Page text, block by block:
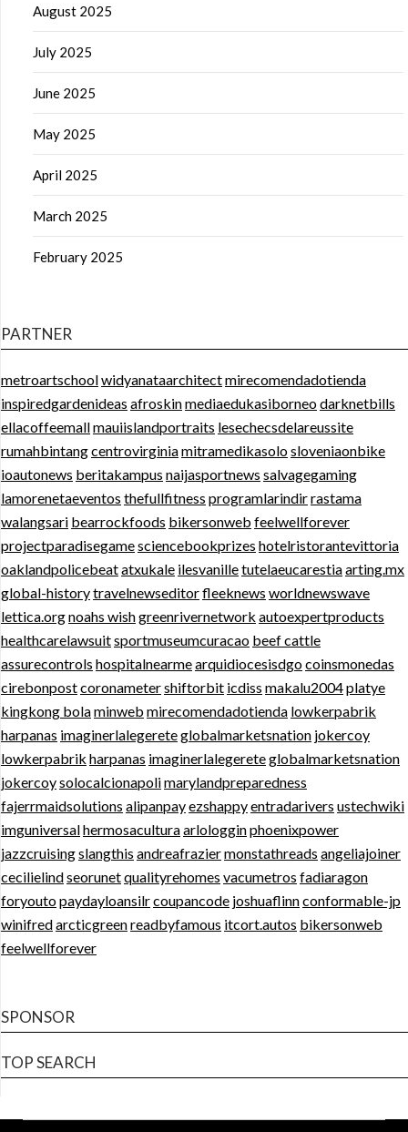
August 2025
July 2025
June 2025
May 2025
April 2025
March 2025
February 2025
PARTNER
metroartschoolwidyanataarchitectmirecomendadotienda
inspiredgardenideas afroskinmediaedukasiborneodarknetbills
ellacoffeemallmauiislandportraits lesechecsdelareussite
rumahbintangcentrovirginiamitramedikasolosloveniaonbike
ioautonews beritakampus naijasportnews salvagegaming
lamorenetaeventos thefullfitness programlarindirrastama
walangsari bearrockfoods bikersonweb feelwellforever
projectparadisegamesciencebookprizes hotelristorantevittoria
oaklandpolicebeatatxukale ilesvanilletutelaeucarestiaarting.mx
global-historytravelnewseditorfleeknews worldnewswave
lettica.orgnoahs wishgreenrivernetwork autoexpertproducts
healthcarelawsuitsportmuseumcuracao beef cattle
assurecontrols hospitalnearmearquidiocesisdgocoinsmonedas
cirebonpostcoronametershiftorbit icdiss makalu2004platye
kingkong bolaminweb mirecomendadotienda lowkerpabrik
harpanas imaginerlalegereteglobalmarketsnation jokercoy
lowkerpabrik harpanas imaginerlalegereteglobalmarketsnation
jokercoysolocalcionapolimarylandpreparedness
fajerrmaidsolutions alipanpayezshappyentradarivers ustechwiki
imguniversalhermosaculturaarlologginphoenixpower
jazzcruisingslangthis andreafraziermonstathreads angeliajoiner
cecilielindseorunetqualityrehomes vacumetros fadiaragon
foryoutopaydayloansilrcoupancode joshuaflinnconformable-jp
winifredarcticgreenreadbyfamous itcort.autos bikersonweb
feelwellforever
SPONSOR
TOP SEARCH